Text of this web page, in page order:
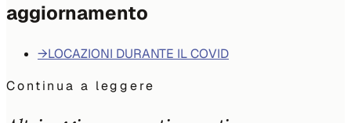
aggiornamento
→LOCAZIONI DURANTE IL COVID
Continua a leggere